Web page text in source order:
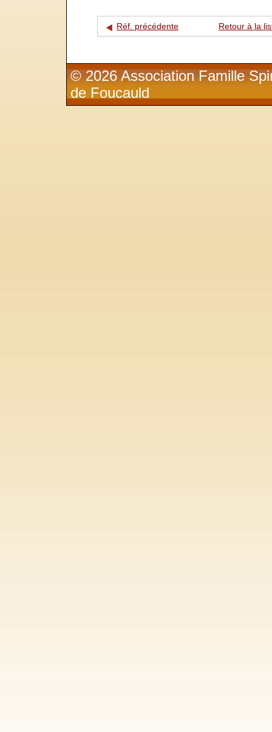
Réf. précédente Retour à la
© 2026 Association Famille
de Foucauld